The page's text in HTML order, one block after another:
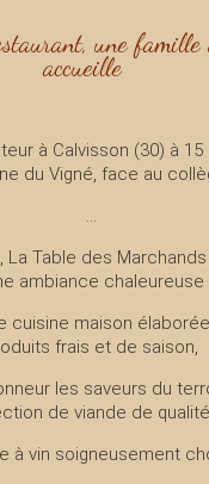
une famille
accueille
à Calvisson (30) à
du Vigné, face au
...
La Table des
ambiance
cuisine maison
frais et de saison,
les saveurs du
de viande de
à vin soigneusement